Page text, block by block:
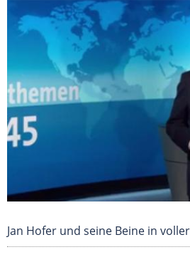
Jan Hofer und seine Beine in